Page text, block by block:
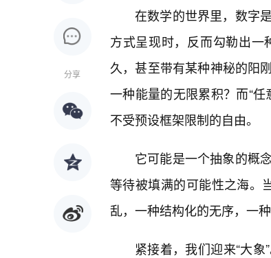
分享
在数学的世界里，数字
方式呈现时，反而勾勒出
久，甚至带有某种神秘的阳
一种能量的无限累积？而“
不受预设框架限制的自由。
它可能是一个抽象的概
等待被填满的可能性之海。
乱，一种结构化的无序，一
紧接着，我们迎来“大